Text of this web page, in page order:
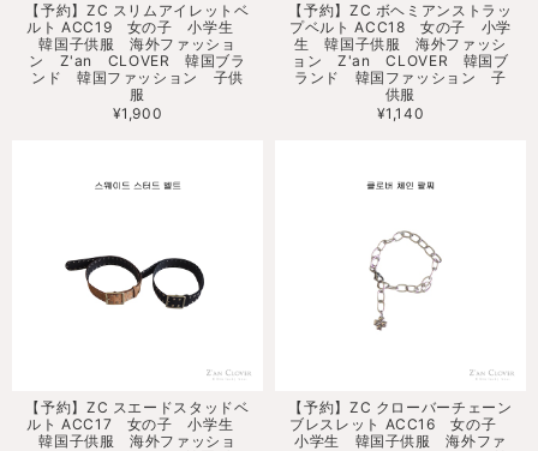
【予約】ZC スリムアイレットベ
ルト ACC19 女の子 小学生
韓国子供服 海外ファッショ
ン Z'an CLOVER 韓国ブラ
ンド 韓国ファッション 子供
服
¥1,900
【予約】ZC ボヘミアンストラッ
プベルト ACC18 女の子 小学
生 韓国子供服 海外ファッシ
ョン Z'an CLOVER 韓国ブ
ランド 韓国ファッション 子
供服
¥1,140
【予約】ZC スエードスタッドベ
ルト ACC17 女の子 小学生
韓国子供服 海外ファッショ
【予約】ZC クローバーチェーン
ブレスレット ACC16 女の子
小学生 韓国子供服 海外ファ